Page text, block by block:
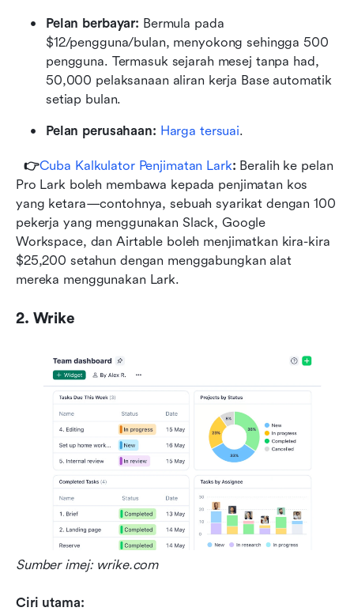
Pelan berbayar: Bermula pada
$12/pengguna/bulan, menyokong sehingga 500
pengguna. Termasuk sejarah mesej tanpa had,
50,000 pelaksanaan aliran kerja Base automatik
setiap bulan.
Pelan perusahaan: Harga tersuai.
👉Cuba Kalkulator Penjimatan Lark: Beralih ke pelan
Pro Lark boleh membawa kepada penjimatan kos
yang ketara—contohnya, sebuah syarikat dengan 100
pekerja yang menggunakan Slack, Google
Workspace, dan Airtable boleh menjimatkan kira-kira
$25,200 setahun dengan menggabungkan alat
mereka menggunakan Lark.
2. Wrike
Sumber imej: wrike.com
Ciri utama: